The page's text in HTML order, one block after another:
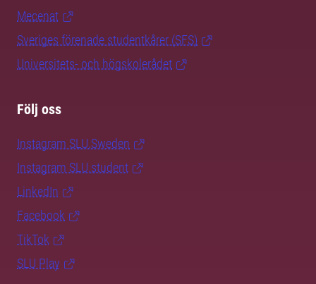
Mecenat
Sveriges förenade studentkårer (SFS)
Universitets- och högskolerådet
Följ oss
Instagram SLU.Sweden
Instagram SLU.student
LinkedIn
Facebook
TikTok
SLU Play